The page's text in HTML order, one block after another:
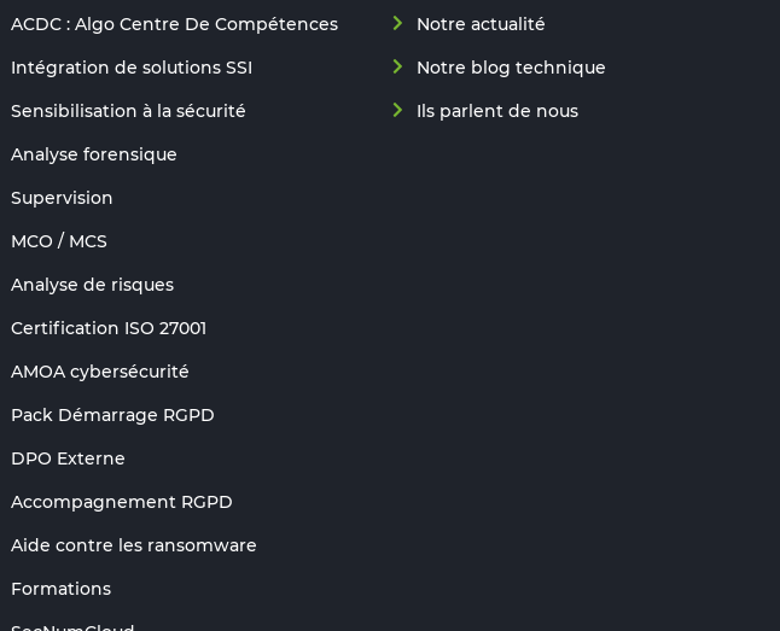
ACDC : Algo Centre De Compétences
Intégration de solutions SSI
Sensibilisation à la sécurité
Analyse forensique
Supervision
MCO / MCS
Analyse de risques
Certification ISO 27001
AMOA cybersécurité
Pack Démarrage RGPD
DPO Externe
Accompagnement RGPD
Aide contre les ransomware
Formations
Notre actualité
Notre blog technique
Ils parlent de nous